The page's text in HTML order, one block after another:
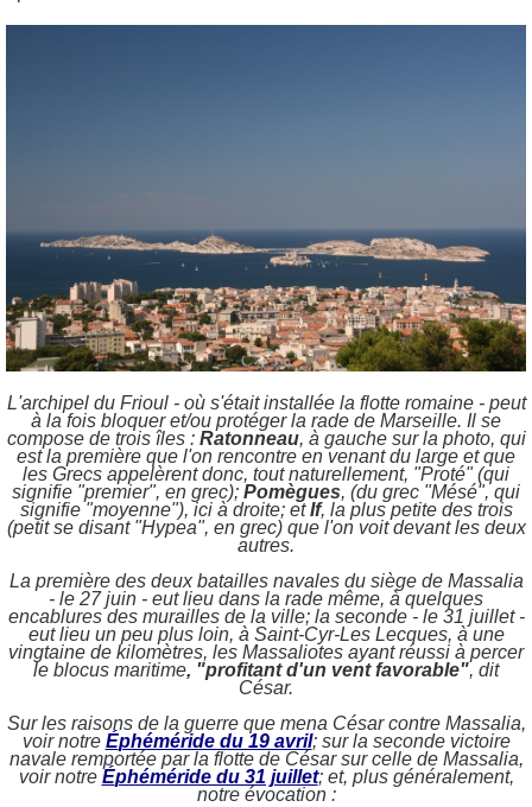
L'archipel du Frioul - où s'était installée la flotte romaine - peut
à la fois bloquer et/ou protéger la rade de Marseille. Il se
compose de trois îles : Ratonneau, à gauche sur la photo, qui
est la première que l'on rencontre en venant du large et que
les Grecs appelèrent donc, tout naturellement, "Proté" (qui
signifie "premier", en grec); Pomègues, (du grec "Mésé", qui
signifie "moyenne"), ici à droite; etIf, la plus petite des trois
(petit se disant "Hypea", en grec) que l'on voit devant les deux
autres.
La première des deux batailles navales du siège de Massalia
- le 27 juin - eut lieu dans la rade même, à quelques
encablures des murailles de la ville; la seconde - le 31 juillet -
eut lieu un peu plus loin, à Saint-Cyr-Les Lecques, à une
vingtaine de kilomètres, les Massaliotes ayant réussi à percer
le blocus maritime, "profitant d'un vent favorable", dit
César.
Sur les raisons de la guerre que mena César contre Massalia,
voir notre Éphéméride du 19 avril; sur la seconde victoire
navale remportée par la flotte de César sur celle de Massalia,
voir notre Éphéméride du 31 juillet; et, plus généralement,
notre évocation :